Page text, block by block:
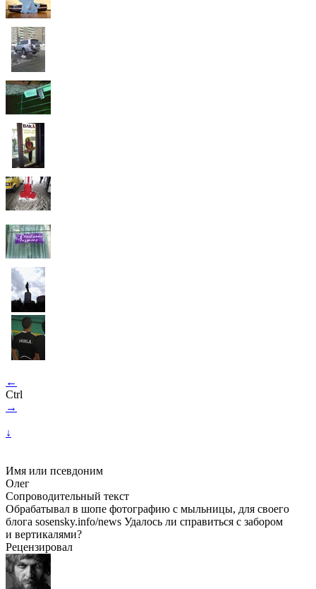
←
Ctrl
→
↓
Имя или псевдоним
Олег
Сопроводительный текст
Обрабатывал в шопе фотографию с мыльницы, для своего
блога sosensky.info/news Удалось ли справиться с забором
и вертикалями?
Рецензировал